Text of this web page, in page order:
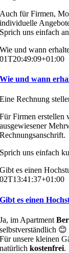
Auch für Firmen,
individuelle
Sprich uns einfach
Wie und wann
01T20:49:09+01:00
Wie und wann
Eine Rechnung
Für Firmen erstellen
ausgewiesener
Rechnungsanschrift.
Sprich uns einfach
Gibt es einen
02T13:41:37+01:00
Gibt es einen
Ja, im Apartment
selbstverständlich 😊
Für unsere kleinen
natürlichkostenfrei.